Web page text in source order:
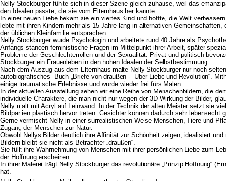
Nelly Stockburger fühlte sich in dieser Szene gleich zuhause, weil das
den Idealen passte, die sie vom Elternhaus her kannte.
In einer neuen Liebe bekam sie ein viertes Kind und hoffte, die Welt
lebte mit ihren Kindern mehr als 15 Jahre lang in alternativen Gemeinschaften,
der üblichen Kleinfamilie entsprachen.
Nelly Stockburger wurde Psychologin und arbeitete rund 40 Jahre als
Anfangs standen feministische Fragen im Mittelpunkt ihrer Arbeit, später
Probleme der Geschlechterrollen und der Sexualität. Privat und politisch
Stockburger ein Frauenleben in den hohen Idealen der Selbstbestimmung.
Nach dem Auszug aus dem Elternhaus malte Nelly Stockburger nur noch
autobiografisches Buch „Briefe von draußen - Über Liebe und Revolution“.
einige traumatische Erlebnisse und wurde wieder frei fürs Malen.
In der aktuellen Ausstellung sehen wir eine Reihe von Menschenbildern, die
individuelle Charaktere, die man nicht nur wegen der 3D-Wirkung der Bilder,
Nelly malt mit Acryl auf Leinwand. In der Technik der alten Meister setzt sie
Bildpartien plastisch hervor treten. Gesichter können dadurch sehr lebensecht
Gerne vermischt Nelly in einer surrealistischen Weise Menschen, Tiere und
Zugang der Menschen zur Natur.
Obwohl Nellys Bilder deutlich ihre Affinität zur Schönheit zeigen, idealisiert
Bildern bleibt sie nicht als Betrachter „draußen“.
Sie füllt ihre Wahrnehmung von Menschen mit ihrer persönlichen Liebe zum
der Hoffnung erscheinen.
In ihrer Malerei trägt Nelly Stockburger das revolutionäre „Prinzip Hoffnung“
hat.